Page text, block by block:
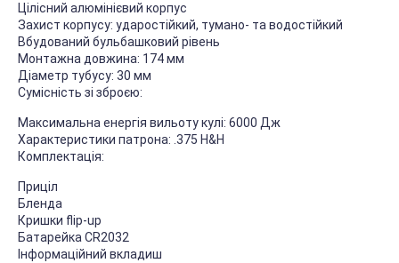
Цілісний алюмінієвий корпус
Захист корпусу: ударостійкий, тумано- та водостійкий
Вбудований бульбашковий рівень
Монтажна довжина: 174 мм
Діаметр тубусу: 30 мм
Сумісність зі зброєю:
Максимальна енергія вильоту кулі: 6000 Дж
Характеристики патрона: .375 H&H
Комплектація:
Приціл
Бленда
Кришки flip-up
Батарейка СR2032
Інформаційний вкладиш